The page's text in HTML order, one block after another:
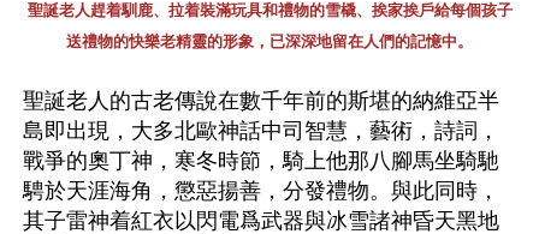
聖誕老人趕着馴鹿、拉着裝滿玩具和禮物的雪橇、挨家挨戶給每個孩子
送禮物的快樂老精靈的形象，已深深地留在人們的記憶中。
聖誕老人的古老傳說在數千年前的斯堪的納維亞半
島即出現，大多北歐神話中司智慧，藝術，詩詞，
戰爭的奧丁神，寒冬時節，騎上他那八腳馬坐騎馳
騁於天涯海角，懲惡揚善，分發禮物。與此同時，
其子雷神着紅衣以閃電爲武器與冰雪諸神昏天黑地